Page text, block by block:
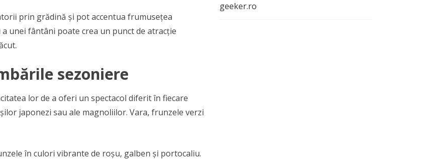
prin grădină și pot accentua frumusețea
unei fântâni poate crea un punct de atracție
sezoniere
lor de a oferi un spectacol diferit în fiecare
japonezi sau ale magnoliilor. Vara, frunzele verzi
în culori vibrante de roșu, galben și portocaliu.
geeker.ro